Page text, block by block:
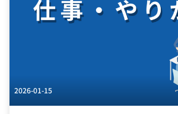
2026-01-15